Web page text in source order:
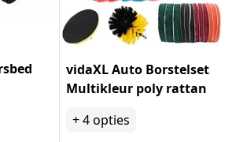
vidaXL Auto Borstelset
Multikleur poly rattan
+4opties